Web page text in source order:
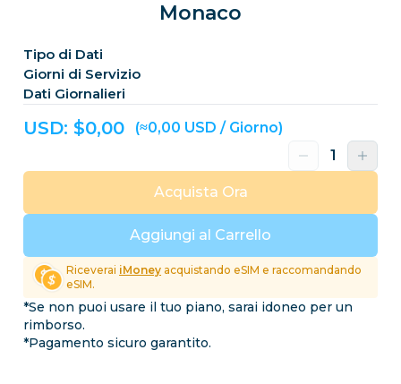
Monaco
Tipo di Dati
Giorni di Servizio
Dati Giornalieri
USD: $0,00 (≈0,00 USD / Giorno)
Aggiungi al Carrello
Acquista Ora
Riceverai iMoney acquistando eSIM e raccomandando
eSIM.
*Se non puoi usare il tuo piano, sarai idoneo per un
rimborso.
*Pagamento sicuro garantito.